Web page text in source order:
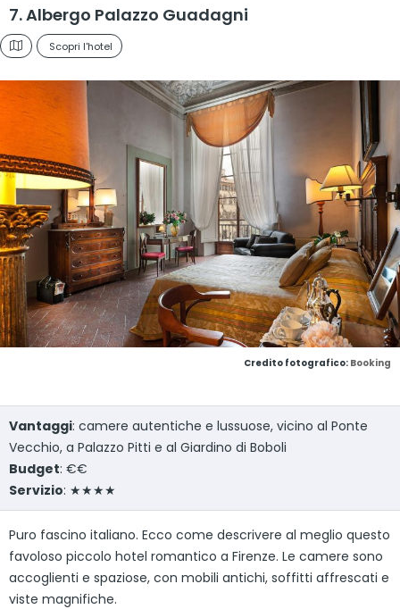
7. Albergo Palazzo Guadagni
Scopri l'hotel
Credito fotografico: Booking
Vantaggi: camere autentiche e lussuose, vicino al Ponte
Vecchio, a Palazzo Pitti e al Giardino di Boboli
Budget: €€
Servizio: ★★★★
Puro fascino italiano. Ecco come descrivere al meglio questo
favoloso piccolo hotel romantico a Firenze. Le camere sono
accoglienti e spaziose, con mobili antichi, soffitti affrescati e
viste magnifiche.